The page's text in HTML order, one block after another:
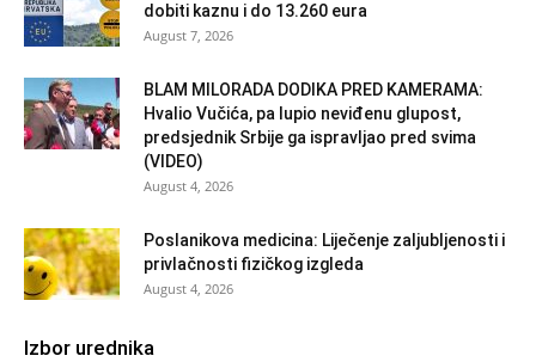
dobiti kaznu i do 13.260 eura
August 7, 2026
BLAM MILORADA DODIKA PRED KAMERAMA:
Hvalio Vučića, pa lupio neviđenu glupost,
predsjednik Srbije ga ispravljao pred svima
(VIDEO)
August 4, 2026
Poslanikova medicina: Liječenje zaljubljenosti i
privlačnosti fizičkog izgleda
August 4, 2026
Izbor urednika